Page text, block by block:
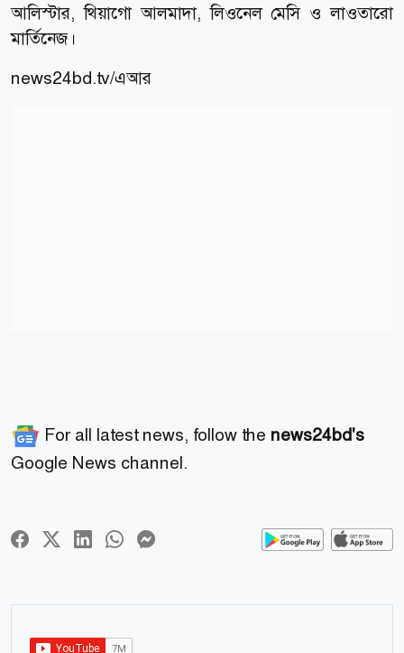
আলিস্টার, থিয়াগো আলমাদা, লিওনেল মেসি ও লাওতারো
মার্তিনেজ।
news24bd.tv/এআর
For all latest news, follow the news24bd's
Google News channel.